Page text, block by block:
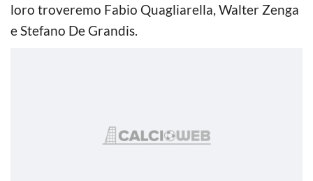
loro troveremo Fabio Quagliarella, Walter Zenga
e Stefano De Grandis.